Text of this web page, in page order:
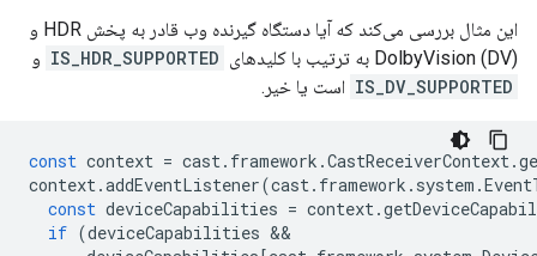
این مثال بررسی می‌کند که آیا دستگاه گیرنده وب قادر به پخش HDR و
DolbyVision (DV) به ترتیب با کلیدهای
IS_HDR_SUPPORTED و
IS_DV_SUPPORTED است یا خیر.
const context = cast. framework .CastReceiverContext.
context.addEventListener(cast. framework . system .
const deviceCapabilities = context.
if (deviceCapabilities